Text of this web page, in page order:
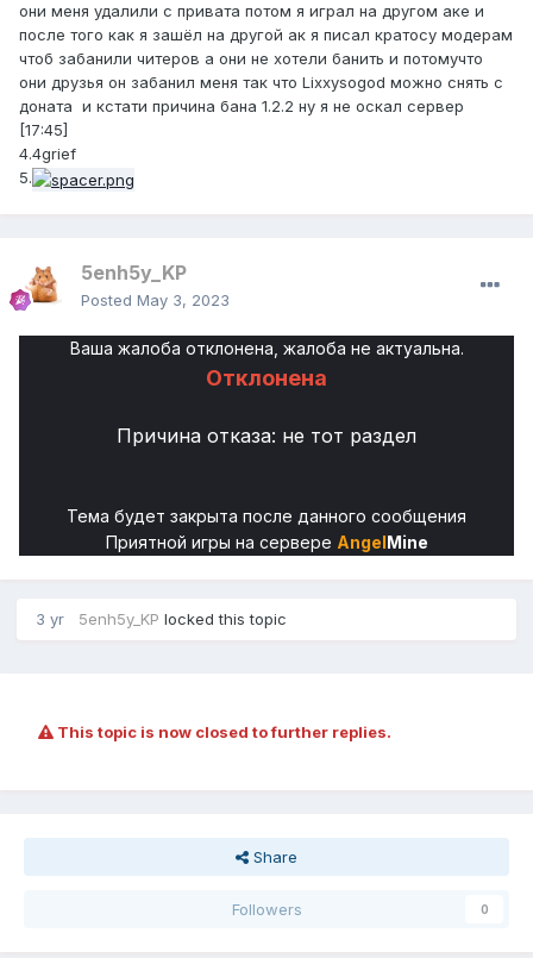
они меня удалили с привата потом я играл на другом аке и
после того как я зашёл на другой ак я писал кратосу модерам
чтоб забанили читеров а они не хотели банить и потомучто
они друзья он забанил меня так что Lixxysogod можно снять с
доната и кстати причина бана 1.2.2 ну я не оскал сервер
[17:45]
4.4grief
5.
5enh5y_KP
Posted May 3, 2023
Ваша жалоба отклонена, жалоба не актуальна.
Отклонена
Причина отказа: не тот раздел
Тема будет закрыта после данного сообщения
Приятной игры на сервере AngelMine
3 yr 5enh5y_KP locked this topic
This topic is now closed to further replies.
Share
Followers 0